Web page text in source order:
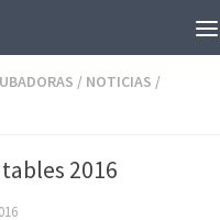
/ NOTICIAS /
2016